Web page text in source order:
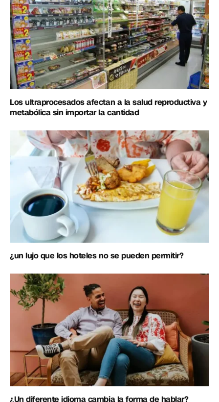
Los ultraprocesados afectan a la salud reproductiva y
metabólica sin importar la cantidad
¿un lujo que los hoteles no se pueden permitir?
¿Un diferente idioma cambia la forma de hablar?